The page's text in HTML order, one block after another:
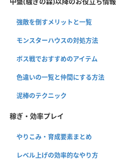
強敵を倒すメリットと一覧
モンスターハウスの対処方法
ボス戦でおすすめのアイテム
色違いの一覧と仲間にする方法
泥棒のテクニック
稼ぎ・効率プレイ
やりこみ・育成要素まとめ
レベル上げの効率的なやり方